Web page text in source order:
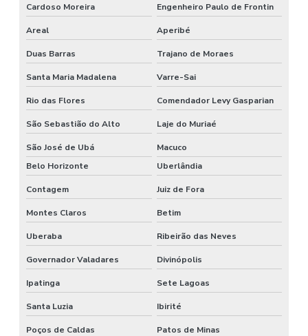
Cardoso Moreira Engenheiro Paulo de Frontin
Areal Aperibé
Duas Barras Trajano de Moraes
Santa Maria Madalena Varre-Sai
Rio das Flores Comendador Levy Gasparian
São Sebastião do Alto Laje do Muriaé
São José de Ubá
Macuco
Belo Horizonte
Uberlândia
Contagem Juiz de Fora
Montes Claros Betim
Uberaba Ribeirão das Neves
Governador Valadares Divinópolis
Ipatinga Sete Lagoas
Santa Luzia Ibirité
Poços de Caldas Patos de Minas